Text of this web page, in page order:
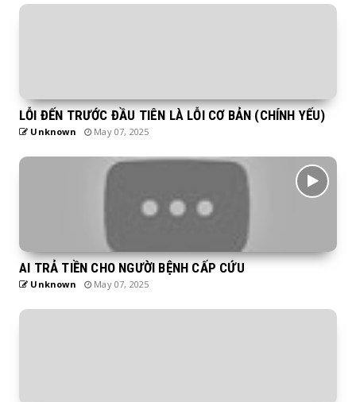
LỖI ĐẾN TRƯỚC ĐẦU TIÊN LÀ LỖI CƠ BẢN (CHÍNH YẾU)
Unknown May 07, 2025
AI TRẢ TIỀN CHO NGƯỜI BỆNH CẤP CỨU
Unknown May 07, 2025